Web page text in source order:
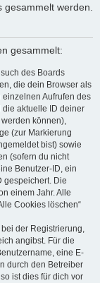
werden.
gesammelt:
des Boards
die dein Browser als
Aufrufen des
die aktuelle ID deiner
können),
(zur Markierung
bist) sowie
(sofern du nicht
Benutzer-ID, ein
gespeichert. Die
einem Jahr. Alle
Cookies löschen“
der Registrierung,
angibst. Für die
eine E-
durch den Betreiber
ist dies für dich vor